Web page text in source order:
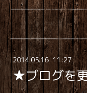
2014.05.16 11:27
★ブログを